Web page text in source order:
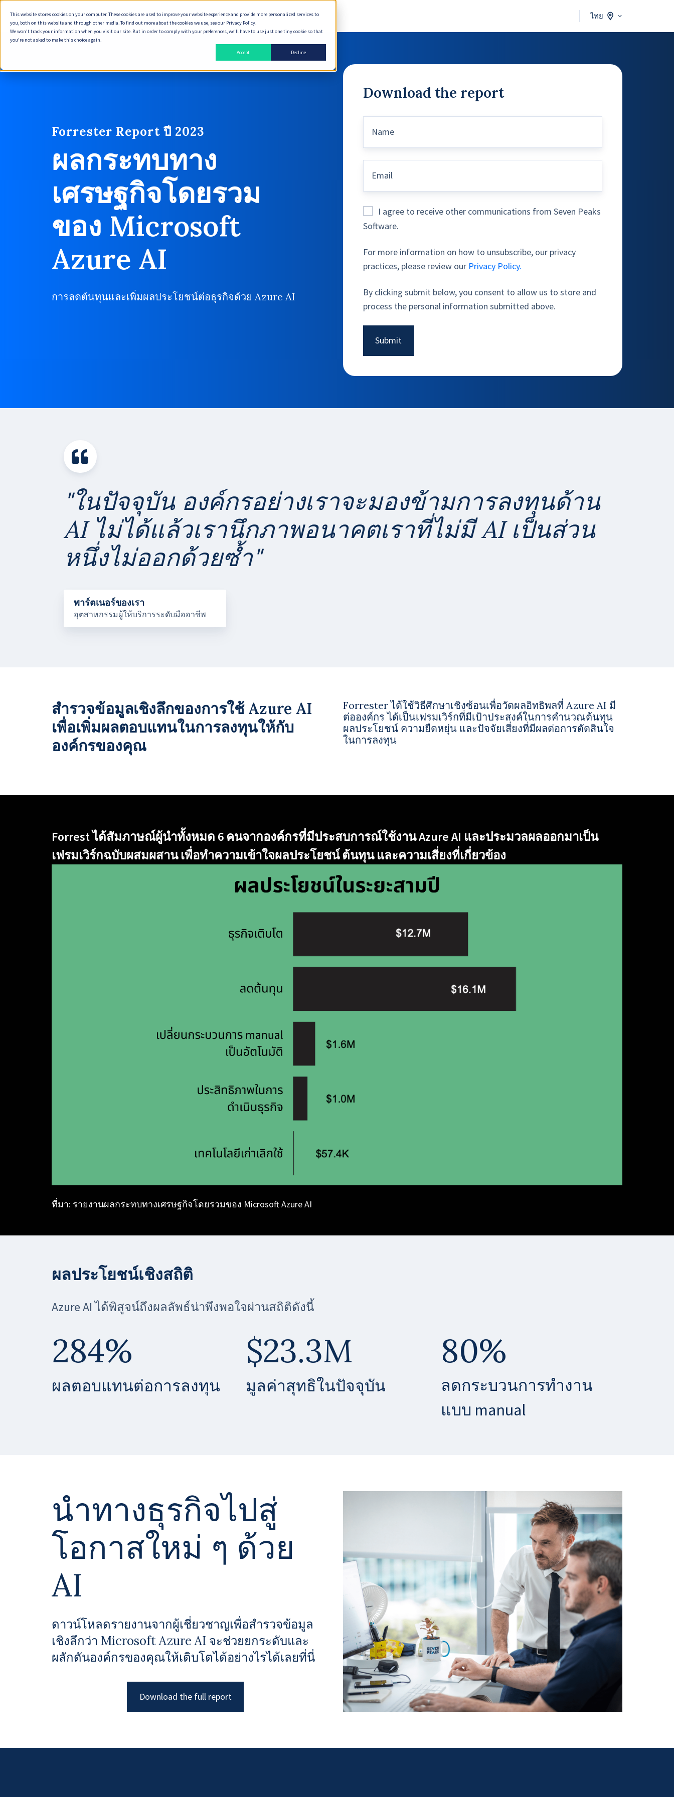
This website stores cookies on your computer. These cookies are used to improve your website experience and provide more personalized services to
you, both on this website and through other media. To find out more about the cookies we use, see our Privacy Policy.
We won't track your information when you visit our site. But in order to comply with your preferences, we'll have to use just one tiny cookie so that
you're not asked to make this choice again.
Accept
Decline
ไทย
Forrester Report ปี 2023
ผลกระทบทาง
เศรษฐกิจโดยรวม
ของ Microsoft
Azure AI
การลดต้นทุนและเพิ่มผลประโยชน์ต่อธุรกิจด้วย Azure AI
Download the report
I agree to receive other communications from Seven Peaks
Software.
For more information on how to unsubscribe, our privacy
practices, please review our Privacy Policy.
By clicking submit below, you consent to allow us to store and
process the personal information submitted above.
"ในปัจจุบัน องค์กรอย่างเราจะมองข้ามการลงทุนด้าน
AI ไม่ได้แล้วเรานึกภาพอนาคตเราที่ไม่มี AI เป็นส่วน
หนึ่งไม่ออกด้วยซ้ำ"
พาร์ตเนอร์ของเรา
อุตสาหกรรมผู้ให้บริการระดับมืออาชีพ
สำรวจข้อมูลเชิงลึกของการใช้ Azure AI
เพื่อเพิ่มผลตอบแทนในการลงทุนให้กับ
องค์กรของคุณ
Forrester ได้ใช้วิธีศึกษาเชิงซ้อนเพื่อวัดผลอิทธิพลที่ Azure AI มี
ต่อองค์กร ได้เป็นเฟรมเวิร์กที่มีเป้าประสงค์ในการคำนวณต้นทุน
ผลประโยชน์ ความยืดหยุ่น และปัจจัยเสี่ยงที่มีผลต่อการตัดสินใจ
ในการลงทุน
Forrest ได้สัมภาษณ์ผู้นำทั้งหมด 6 คนจากองค์กรที่มีประสบการณ์ใช้งาน Azure AI และประมวลผลออกมาเป็น
เฟรมเวิร์กฉบับผสมผสาน เพื่อทำความเข้าใจผลประโยชน์ ต้นทุน และความเสี่ยงที่เกี่ยวข้อง
ที่มา: รายงานผลกระทบทางเศรษฐกิจโดยรวมของ Microsoft Azure AI
ผลประโยชน์เชิงสถิติ
Azure AI ได้พิสูจน์ถึงผลลัพธ์น่าพึงพอใจผ่านสถิติดังนี้
284%
ผลตอบแทนต่อการลงทุน
$23.3M
มูลค่าสุทธิในปัจจุบัน
80%
ลดกระบวนการทำงาน
แบบ manual
นำทางธุรกิจไปสู่
โอกาสใหม่ ๆ ด้วย
AI
ดาวน์โหลดรายงานจากผู้เชี่ยวชาญเพื่อสำรวจข้อมูล
เชิงลึกว่า Microsoft Azure AI จะช่วยยกระดับและ
ผลักดันองค์กรของคุณให้เติบโตได้อย่างไรได้เลยที่นี่
Download the full report